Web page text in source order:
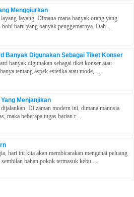
Menggiurkan
layang. Dimana-mana banyak orang yang
baru yang banyak penggemarnya. Dah ...
Banyak Digunakan Sebagai Tiket Konser
banyak digunakan sebagai tiket konser atau
tentang aspek estetika atau mode, ...
Menjanjikan
Di zaman modern ini, dimana manusia
maka beberapa tugas harian r ...
hari ini kita akan membicarakan mengenai peluang
bahan pokok termasuk kebu ...